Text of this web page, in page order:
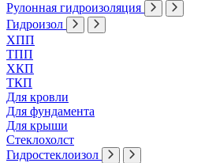
Рулонная гидроизоляция
Гидроизол
ХПП
ТПП
ХКП
ТКП
Для кровли
Для фундамента
Для крыши
Стеклохолст
Гидростеклоизол